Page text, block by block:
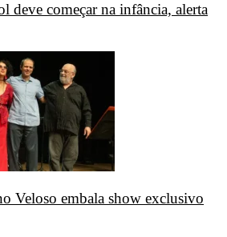
deve começar na infância, alerta
Veloso embala show exclusivo